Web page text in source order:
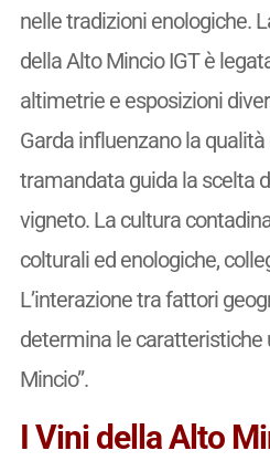
nelle tradizioni enologiche.
della Alto Mincio IGT è
altimetrie e esposizioni
Garda influenzano la qualità
tramandata guida la scelta
vigneto. La cultura
colturali ed enologiche,
L’interazione tra fattori
determina le caratteristiche
Mincio”.
I Vini della Alto